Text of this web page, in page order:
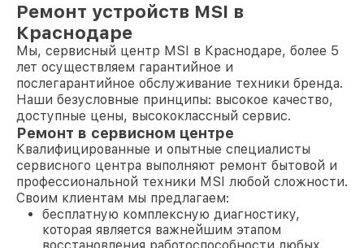
Ремонт устройств MSI в
Краснодаре
Мы, сервисный центр MSI в Краснодаре, более 5
лет осуществляем гарантийное и
послегарантийное обслуживание техники бренда.
Наши безусловные принципы: высокое качество,
доступные цены, высококлассный сервис.
Ремонт в сервисном центре
Квалифицированные и опытные специалисты
сервисного центра выполняют ремонт бытовой и
профессиональной техники MSI любой сложности.
Своим клиентам мы предлагаем:
бесплатную комплексную диагностику,
которая является важнейшим этапом